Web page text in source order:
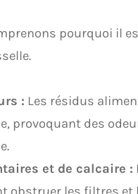
pourquoi il
: Les résidus
provoquant des
et de calcaire :
obstruer les filtres et